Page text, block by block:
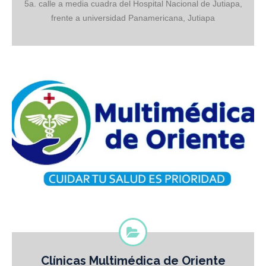
de heridas Problemas de cicatrización Neuropatía diabética Mala
circulación Úlceras vasculares Quemaduras Hemorroides
5a. calle a media cuadra del Hospital Nacional de Jutiapa,
frente a universidad Panamericana, Jutiapa
Clínicas Multimédica de Oriente